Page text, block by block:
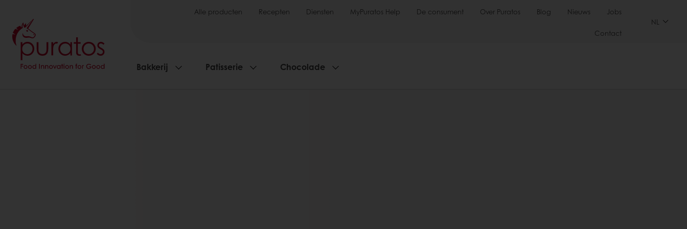
Alle producten Recepten Diensten MyPuratos Help De consument Over Puratos Blog Nieuws Jobs
Contact
NL
Bakkerij Patisserie Chocolade